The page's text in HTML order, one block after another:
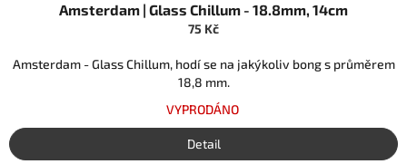
Amsterdam | Glass Chillum - 18.8mm, 14cm
75 Kč
Amsterdam - Glass Chillum, hodí se na jakýkoliv bong s průměrem
18,8 mm.
VYPRODÁNO
Detail